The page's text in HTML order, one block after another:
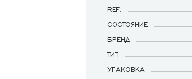
REF.
СОСТОЯНИЕ
БРЕНД
ТИП
УПАКОВКА